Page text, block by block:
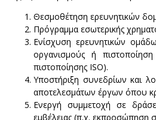
Θεσμοθέτηση ερευνητικών
Πρόγραμμα εσωτερικής
Ενίσχυση ερευνητικών
οργανισμούς ή
πιστοποίησης ISO).
Υποστήριξη συνεδρίων και
αποτελεσμάτων έργων όπου
Ενεργή συμμετοχή σε
εμβέλειας (π.χ. εκπροσώπηση